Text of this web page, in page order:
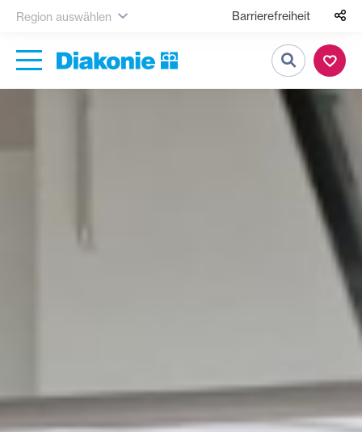
Region auswählen Barrierefreiheit
Suche